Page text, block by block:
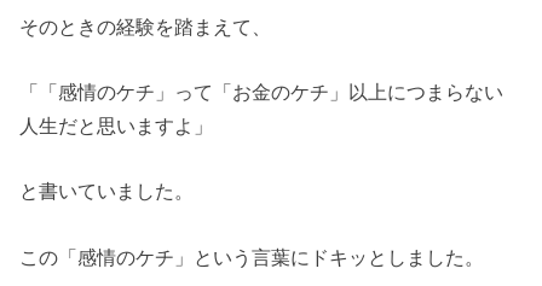
そのときの経験を踏まえて、
「「感情のケチ」って「お金のケチ」以上につまらない
人生だと思いますよ」
と書いていました。
この「感情のケチ」という言葉にドキッとしました。